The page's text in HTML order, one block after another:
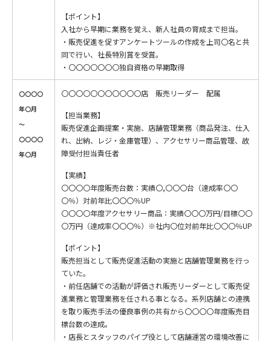
【ポイント】
入社から早期に業務を覚え、新人社員の育成まで担当。
・販売促進を促すアンケートツールの作成を上司〇名と共
同で行い、社長特別賞を受賞。
・〇〇〇〇〇〇〇独自資格の早期取得
〇〇〇〇
年〇月
～
〇〇〇〇
年〇月
〇〇〇〇〇〇〇〇〇〇〇店 販売リーダー 配属
【担当業務】
販売促進企画提案・実施、店舗管理業務（商品発注、仕入
れ、出納、レジ・金庫管理）、アクセサリー商品管理、故
障受付担当責任者
【実績】
〇〇〇〇年度販売台数：実績〇,〇〇〇台（達成率〇〇
〇％）対前年比〇〇〇％UP
〇〇〇〇年度アクセサリー商品：実績〇〇〇万円/目標〇〇
〇万円（達成率〇〇〇％）※社内〇位対前年比〇〇〇％UP
【ポイント】
販売担当として販売促進活動の実施と店舗管理業務を行っ
ていた。
・前任店舗での活動が評価され販売リーダーとして販売促
進業務と管理業務を任される事となる。系列店舗との連携
を取り販売手法の優良事例の共有から〇〇〇〇年度販売目
標台数の達成。
・店長とスタッフのパイプ役として店舗運営の環境改善に